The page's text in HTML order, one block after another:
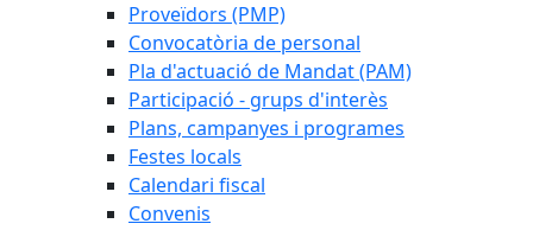
Proveïdors (PMP)
Convocatòria de personal
Pla d'actuació de Mandat (PAM)
Participació - grups d'interès
Plans, campanyes i programes
Festes locals
Calendari fiscal
Convenis